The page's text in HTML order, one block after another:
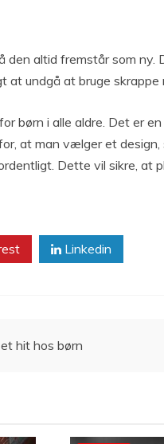
altid fremstår som
undgå at bruge
børn i alle aldre. Det er
at man vælger et
Dette vil sikre, at
Linkedin
hit hos børn